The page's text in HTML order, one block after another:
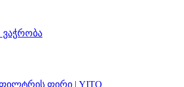
ვაჭრობა